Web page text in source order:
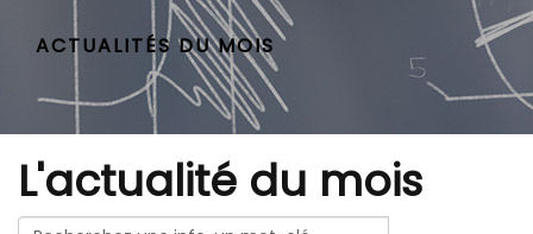
ACTUALITÉS DU MOIS
L'actualité du mois